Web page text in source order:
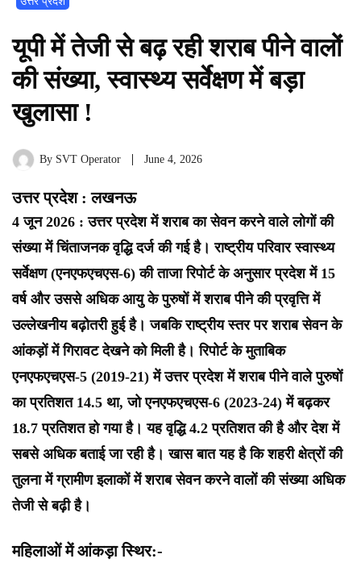
यूपी में तेजी से बढ़ रही शराब पीने वालों
की संख्या, स्वास्थ्य सर्वेक्षण में बड़ा
खुलासा !
By SVT Operator June 4, 2026
उत्तर प्रदेश : लखनऊ
4 जून 2026 : उत्तर प्रदेश में शराब का सेवन करने वाले लोगों की
संख्या में चिंताजनक वृद्धि दर्ज की गई है। राष्ट्रीय परिवार स्वास्थ्य
सर्वेक्षण (एनएफएचएस-6) की ताजा रिपोर्ट के अनुसार प्रदेश में 15
वर्ष और उससे अधिक आयु के पुरुषों में शराब पीने की प्रवृत्ति में
उल्लेखनीय बढ़ोतरी हुई है। जबकि राष्ट्रीय स्तर पर शराब सेवन के
आंकड़ों में गिरावट देखने को मिली है। रिपोर्ट के मुताबिक
एनएफएचएस-5 (2019-21) में उत्तर प्रदेश में शराब पीने वाले पुरुषों
का प्रतिशत 14.5 था, जो एनएफएचएस-6 (2023-24) में बढ़कर
18.7 प्रतिशत हो गया है। यह वृद्धि 4.2 प्रतिशत की है और देश में
सबसे अधिक बताई जा रही है। खास बात यह है कि शहरी क्षेत्रों की
तुलना में ग्रामीण इलाकों में शराब सेवन करने वालों की संख्या अधिक
तेजी से बढ़ी है।
महिलाओं में आंकड़ा स्थिर:-